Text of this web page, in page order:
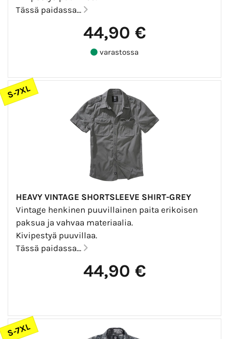
Tässä paidassa...
44,90 €
varastossa
S-7XL
HEAVY VINTAGE SHORTSLEEVE SHIRT-GREY
Vintage henkinen puuvillainen paita erikoisen
paksua ja vahvaa materiaalia.
Kivipestyä puuvillaa.
Tässä paidassa...
44,90 €
S-7XL